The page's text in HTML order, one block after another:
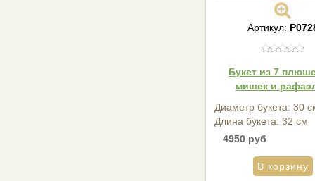
Артикул:
Букет из 7
мишек и
Диаметр букета: 30
Длина букета: 32 см
4950 руб